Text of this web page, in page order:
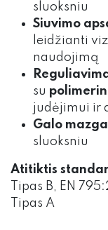
sluoksniu
Siuvimo
leidžianti
naudojimą
su
judėjimui ir
Galo
sluoksniu
Atitiktis
Tipas B, EN
Tipas A